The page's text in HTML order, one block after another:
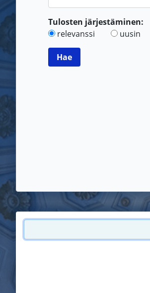
Tulosten järjestäminen:
relevanssi
uusin